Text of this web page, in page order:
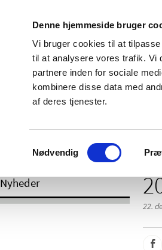
Denne hjemmeside bruger
Vi bruger cookies til at
til at analysere vores trafik. Vi
partnere inden for sociale
kombinere disse data med
af deres tjenester.
Samtykkevalg
Nødvendig
Godkendelse og
Bivirkninger og
/ 2017
Nyheder
22.